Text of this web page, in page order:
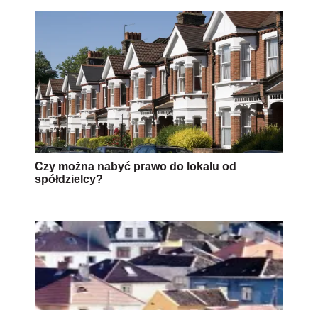
Czy można nabyć prawo do lokalu od
spółdzielcy?